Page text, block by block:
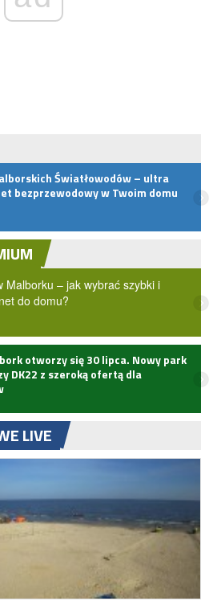
Światłowodów – ultra
bezprzewodowy w Twoim domu
Malborku – jak wybrać szybki i
do domu?
otworzy się 30 lipca. Nowy park
DK22 z szeroką ofertą dla
LIVE